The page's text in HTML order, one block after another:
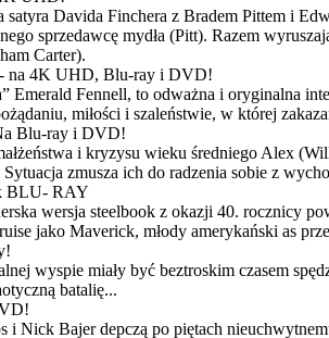
satyra Davida Finchera z Bradem Pittem i
sprzedawcę mydła (Pitt). Razem
Carter).
na 4K UHD, Blu-ray i DVD!
Emerald Fennell, to odważna i oryginalna
miłości i szaleństwie, w której
Blu-ray i DVD!
i kryzysu wieku średniego Alex
Sytuacja zmusza ich do radzenia sobie z
BLU- RAY
wersja steelbook z okazji 40. rocznicy
jako Maverick, młody amerykański as
wyspie miały być beztroskim czasem
batalię...
i Nick Bajer depczą po piętach